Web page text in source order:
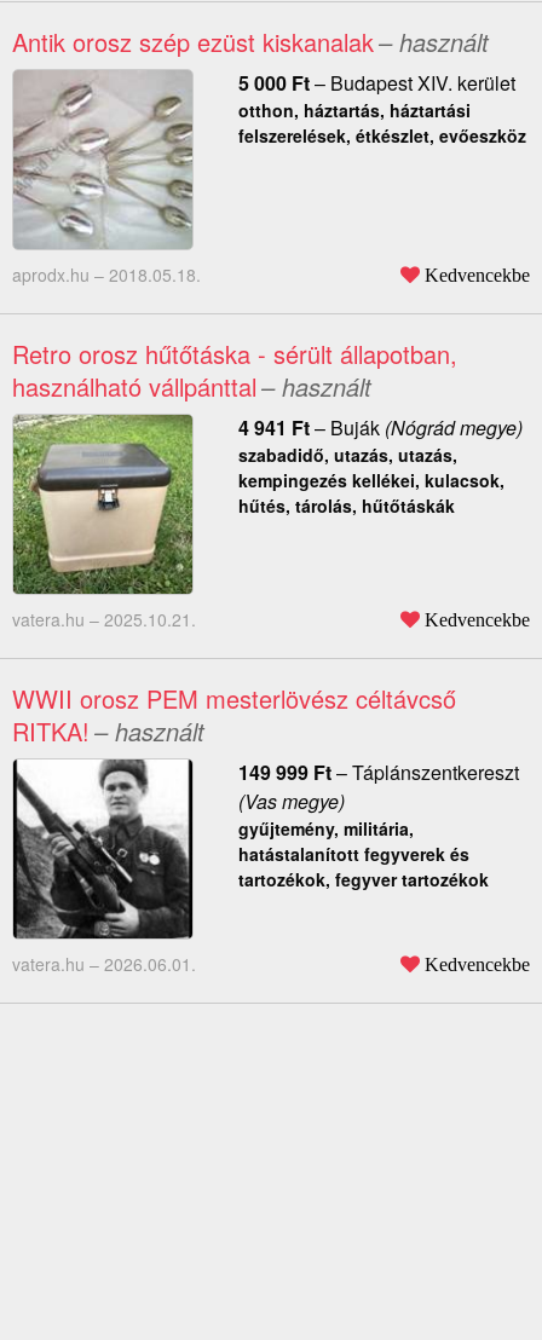
Antik orosz szép ezüst kiskanalak– használt
5 000 Ft– Budapest XIV. kerület
otthon, háztartás, háztartási
felszerelések, étkészlet, evőeszköz
aprodx.hu – 2018.05.18. Kedvencekbe
Retro orosz hűtőtáska - sérült állapotban,
használható vállpánttal– használt
4 941 Ft– Buják(Nógrád megye)
szabadidő, utazás, utazás,
kempingezés kellékei, kulacsok,
hűtés, tárolás, hűtőtáskák
vatera.hu – 2025.10.21. Kedvencekbe
WWII orosz PEM mesterlövész céltávcső
RITKA! – használt
149 999 Ft–Táplánszentkereszt
(Vas megye)
gyűjtemény, militária,
hatástalanított fegyverek és
tartozékok, fegyver tartozékok
vatera.hu – 2026.06.01. Kedvencekbe